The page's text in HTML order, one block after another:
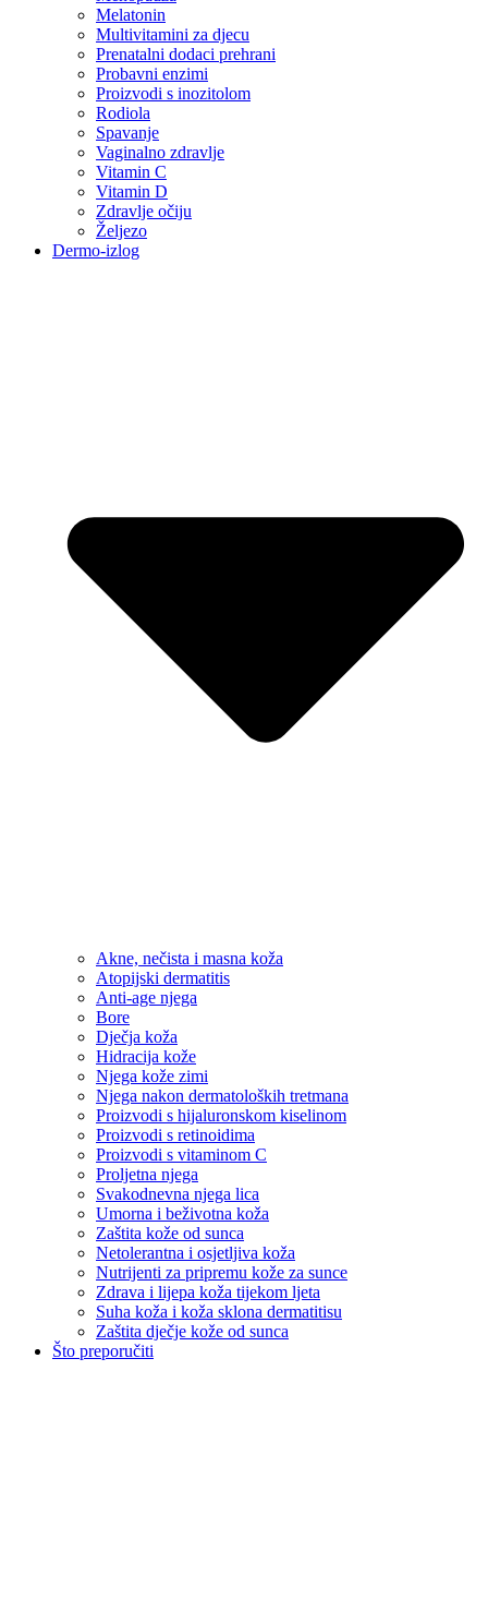
Melatonin
Multivitamini za djecu
Prenatalni dodaci prehrani
Probavni enzimi
Proizvodi s inozitolom
Rodiola
Spavanje
Vaginalno zdravlje
Vitamin C
Vitamin D
Zdravlje očiju
Željezo
Dermo-izlog
Akne, nečista i masna koža
Atopijski dermatitis
Anti-age njega
Bore
Dječja koža
Hidracija kože
Njega kože zimi
Njega nakon dermatoloških tretmana
Proizvodi s hijaluronskom kiselinom
Proizvodi s retinoidima
Proizvodi s vitaminom C
Proljetna njega
Svakodnevna njega lica
Umorna i beživotna koža
Zaštita kože od sunca
Netolerantna i osjetljiva koža
Nutrijenti za pripremu kože za sunce
Zdrava i lijepa koža tijekom ljeta
Suha koža i koža sklona dermatitisu
Zaštita dječje kože od sunca
Što preporučiti